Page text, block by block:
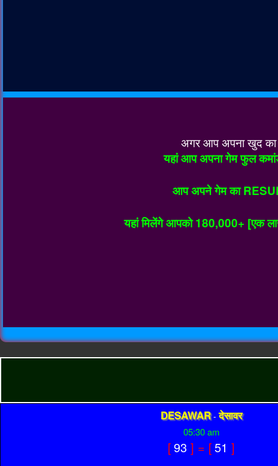
अगर आप अपना खुद का
यहां आप अपना गेम फुल
आप अपने गेम का
यहां मिलेंगे आपको 180,000+ [एक
DESAWAR - देसावर
05:30 am
[93 ] = [51 ]